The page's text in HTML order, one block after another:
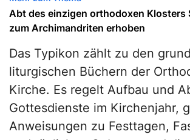
Abt des einzigen orthodoxen Klosters
zum Archimandriten erhoben
Das Typikon zählt zu den
liturgischen Büchern der
Kirche. Es regelt Aufbau und
Gottesdienste im Kirchenjahr,
Anweisungen zu Festtagen,